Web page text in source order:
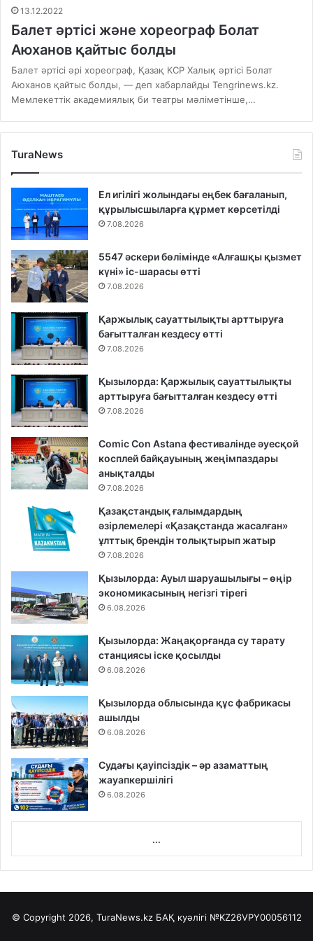
13.12.2022
Балет әртісі және хореограф Болат
Аюханов қайтыс болды
Балет әртісі әрі хореограф, Қазақ КСР Халық әртісі Болат
Аюханов қайтыс болды, — деп хабарлайды Tengrinews.kz.
Мемлекеттік академиялық би театры мәліметінше,…
TuraNews
Ел игілігі жолындағы еңбек бағаланып,
құрылысшыларға құрмет көрсетілді
7.08.2026
5547 әскери бөлімінде «Алғашқы қызмет
күні» іс-шарасы өтті
7.08.2026
Қаржылық сауаттылықты арттыруға
бағытталған кездесу өтті
7.08.2026
Қызылорда: Қаржылық сауаттылықты
арттыруға бағытталған кездесу өтті
7.08.2026
Comic Con Astana фестивалінде әуесқой
косплей байқауының жеңімпаздары
анықталды
7.08.2026
Қазақстандық ғалымдардың
әзірлемелері «Қазақстанда жасалған»
ұлттық брендін толықтырып жатыр
7.08.2026
Қызылорда: Ауыл шаруашылығы – өңір
экономикасының негізгі тірегі
6.08.2026
Қызылорда: Жаңақорғанда су тарату
станциясы іске қосылды
6.08.2026
Қызылорда облысында құс фабрикасы
ашылды
6.08.2026
Судағы қауіпсіздік – әр азаматтың
жауапкершілігі
6.08.2026
...
© Copyright 2026, TuraNews.kz БАҚ куәлігі №KZ26VPY00056112